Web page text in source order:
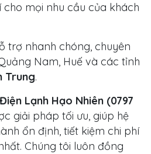
mọi nhu cầu của khách
trợ nhanh chóng, chuyên
Nam, Huế và các tỉnh
Trung.
Điện Lạnh Hạo Nhiên (0797
giải pháp tối ưu, giúp hệ
ổn định, tiết kiệm chi phí
Chúng tôi luôn đồng